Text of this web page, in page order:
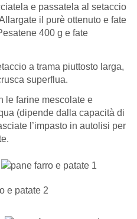
e passatela al setaccio
il purè ottenuto e fate
400 g e fate
a trama piuttosto larga,
superflua.
le farine mescolate e
(dipende dalla capacità di
l’impasto in autolisi per